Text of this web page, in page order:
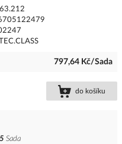
797,64 Kč/Sada
do košíku
Sada